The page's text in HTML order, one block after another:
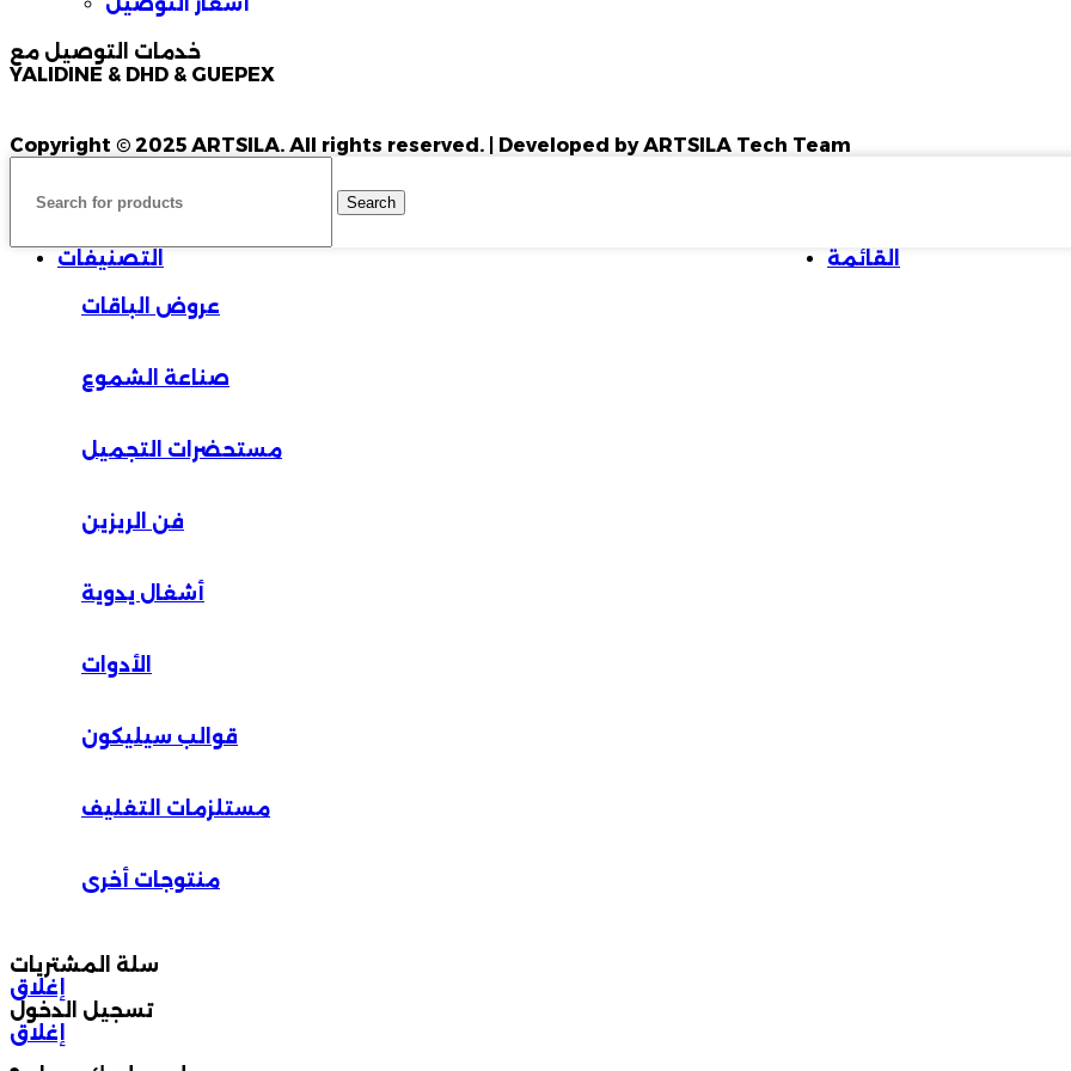
خدمات التوصيل مع
YALIDINE & DHD & GUEPEX
Copyright © 2025 ARTSILA. All rights reserved. | Developed by ARTSILA Tech Team
Search
القائمة التصنيفات
عروض الباقات
صناعة الشموع
مستحضرات التجميل
فن الريزين
أشغال يدوية
الأدوات
قوالب سيليكون
مستلزمات التغليف
منتوجات أخرى
سلة المشتريات
إغلاق
تسجيل الدخول
إغلاق